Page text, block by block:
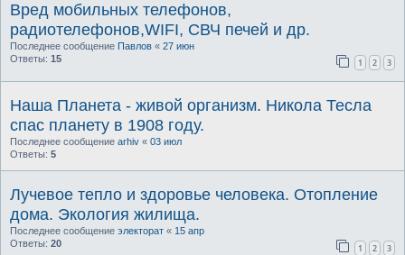
Вред мобильных телефонов,
радиотелефонов,WIFI, СВЧ печей и др.
Последнее сообщение Павлов « 27 июн
Ответы: 15 1 2 3
Наша Планета - живой организм. Никола Тесла
спас планету в 1908 году.
Последнее сообщение arhiv « 03 июл
Ответы: 5
Лучевое тепло и здоровье человека. Отопление
дома. Экология жилища.
Последнее сообщение электорат « 15 апр
Ответы: 20 1 2 3